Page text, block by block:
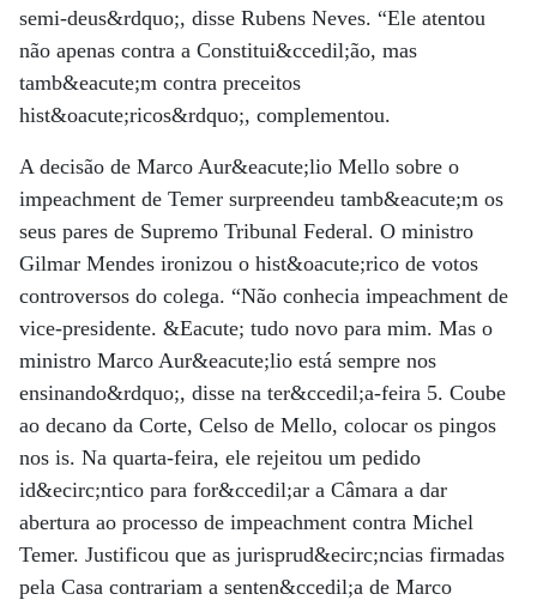
semi-deus&rdquo;, disse Rubens Neves. “Ele atentou
não apenas contra a Constitui&ccedil;ão, mas
tamb&eacute;m contra preceitos
hist&oacute;ricos&rdquo;, complementou.
A decisão de Marco Aur&eacute;lio Mello sobre o
impeachment de Temer surpreendeu tamb&eacute;m os
seus pares de Supremo Tribunal Federal. O ministro
Gilmar Mendes ironizou o hist&oacute;rico de votos
controversos do colega. “Não conhecia impeachment de
vice-presidente. &Eacute; tudo novo para mim. Mas o
ministro Marco Aur&eacute;lio está sempre nos
ensinando&rdquo;, disse na ter&ccedil;a-feira 5. Coube
ao decano da Corte, Celso de Mello, colocar os pingos
nos is. Na quarta-feira, ele rejeitou um pedido
id&ecirc;ntico para for&ccedil;ar a Câmara a dar
abertura ao processo de impeachment contra Michel
Temer. Justificou que as jurisprud&ecirc;ncias firmadas
pela Casa contrariam a senten&ccedil;a de Marco